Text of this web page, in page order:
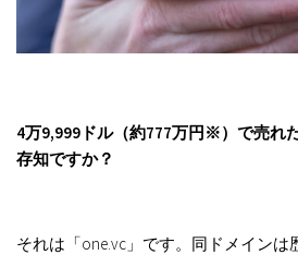
4万9,999ドル（約777万円※）で売れ
存知ですか？
それは「one.vc」です。同ドメインは